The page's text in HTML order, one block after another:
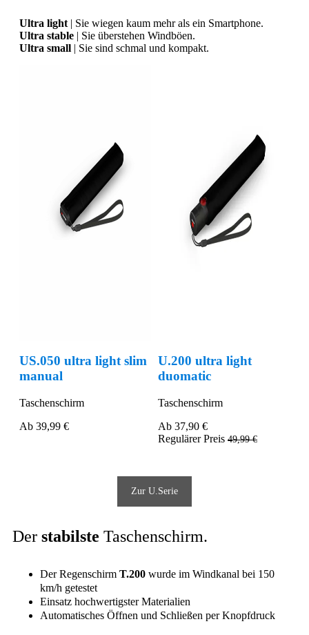
Ultra light | Sie wiegen kaum mehr als ein Smartphone.
Ultra stable | Sie überstehen Windböen.
Ultra small | Sie sind schmal und kompakt.
U.200 ultra light
duomatic
Taschenschirm
Ab 37,90 €
U.090 Ultra Light
XXL Manual Compact
Partner-Regenschirm
Ab 69,99 €
Zur U.Serie
Der stabilste Taschenschirm.
Der Regenschirm T.200 wurde im Windkanal bei 150
km/h getestet
Einsatz hochwertigster Materialien
Automatisches Öffnen und Schließen per Knopfdruck